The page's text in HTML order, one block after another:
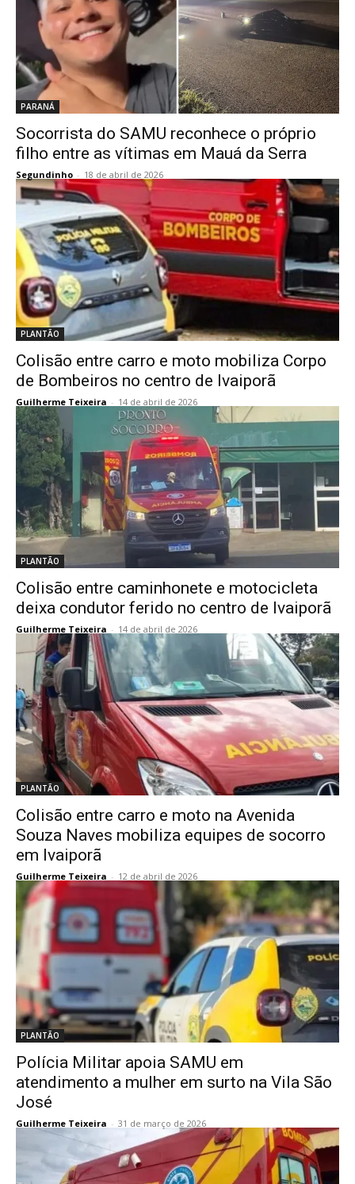
PARANÁ
Socorrista do SAMU reconhece o próprio
filho entre as vítimas em Mauá da Serra
Segundinho - 18 de abril de 2026
PLANTÃO
Colisão entre carro e moto mobiliza Corpo
de Bombeiros no centro de Ivaiporã
Guilherme Teixeira - 14 de abril de 2026
PLANTÃO
Colisão entre caminhonete e motocicleta
deixa condutor ferido no centro de Ivaiporã
Guilherme Teixeira - 14 de abril de 2026
PLANTÃO
Colisão entre carro e moto na Avenida
Souza Naves mobiliza equipes de socorro
em Ivaiporã
Guilherme Teixeira - 12 de abril de 2026
PLANTÃO
Polícia Militar apoia SAMU em
atendimento a mulher em surto na Vila São
José
Guilherme Teixeira - 31 de março de 2026